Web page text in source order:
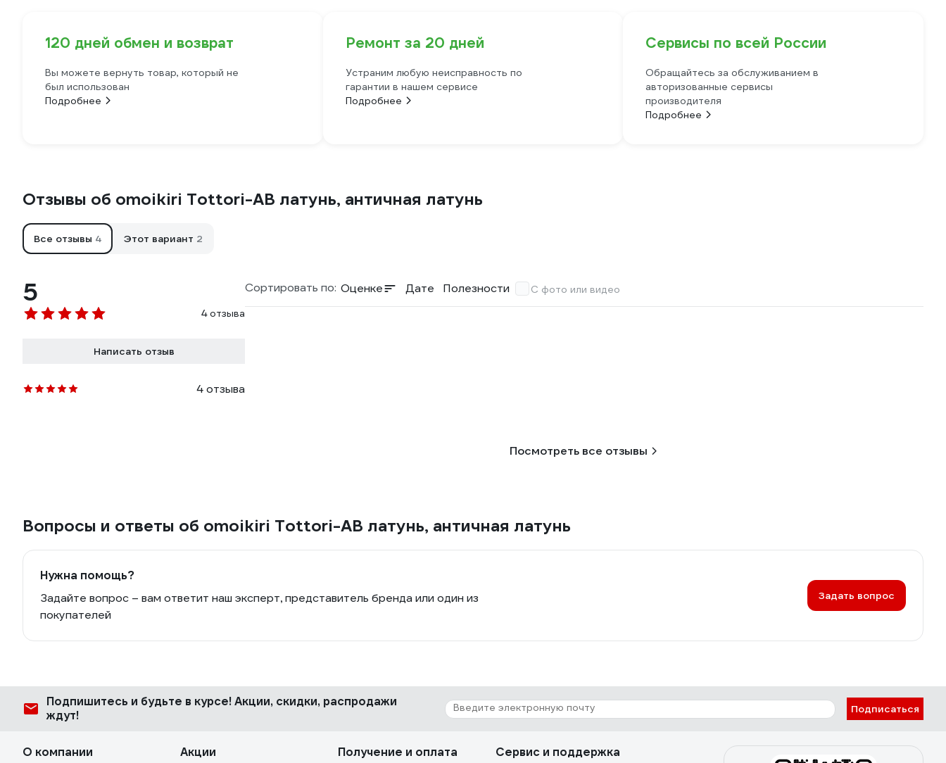
120 дней обмен и возврат
Вы можете вернуть товар, который не
был использован
Подробнее
Ремонт за 20 дней
Устраним любую неисправность по
гарантии в нашем сервисе
Подробнее
Сервисы по всей России
Обращайтесь за обслуживанием в
авторизованные сервисы
производителя
Подробнее
Отзывы об omoikiri Tottori-AB латунь, античная латунь
Все отзывы 4 Этот вариант 2
5
4 отзыва
Написать отзыв
4 отзыва
Сортировать по: Оценке Дате Полезности С фото или видео
Посмотреть все отзывы
Вопросы и ответы об omoikiri Tottori-AB латунь, античная латунь
Нужна помощь?
Задайте вопрос – вам ответит наш эксперт, представитель бренда или один из
покупателей
Задать вопрос
Подпишитесь и будьте в курсе! Акции, скидки, распродажи
ждут!
Подписаться
О компании Акции Получение и оплата Сервис и поддержка